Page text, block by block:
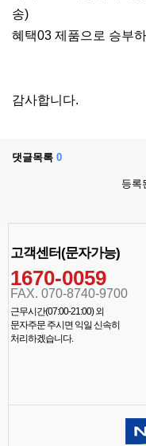
송)
혜택03 제품으로 승부
감사합니다.
댓글목록 0
등록
고객센터(문자가능)
1670-0059
FAX. 070-8740-9700
근무시간(07:00-21:00) 외
문자주문 주시면 익일 신속히
처리하겠습니다.